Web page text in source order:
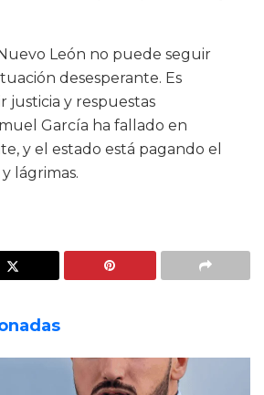
León no puede seguir
desesperante. Es
justicia y respuestas
García ha fallado en
y el estado está pagando el
lágrimas.